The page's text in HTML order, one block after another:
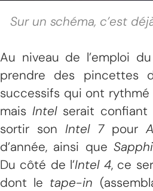
Sur un schéma, c’est
Au niveau de l’emploi
prendre des pincettes
successifs qui ont rythmé
mais Intel serait
sortir son Intel 7pour
d’année, ainsi que
Du côté de l’Intel 4, ce
dont le tape-in